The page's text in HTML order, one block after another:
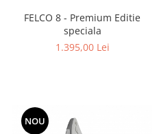
FELCO 8 - Premium Editie
speciala
1.395,00 Lei
NOU